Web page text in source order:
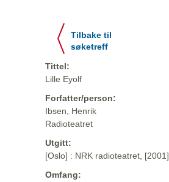
Tilbake til
søketreff
Tittel:
Lille Eyolf
Forfatter/person:
Ibsen, Henrik
Radioteatret
Utgitt:
[Oslo] : NRK radioteatret, [2001]
Omfang: